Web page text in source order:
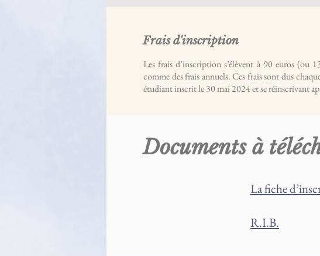
Frais d'inscription
Les frais d’inscription s’élèvent à 90 euros (ou
comme des frais annuels. Ces frais sont dus
étudiant inscrit le 30 mai 2024 et se réinscrivant
Documents à
La fiche
R.I.B.